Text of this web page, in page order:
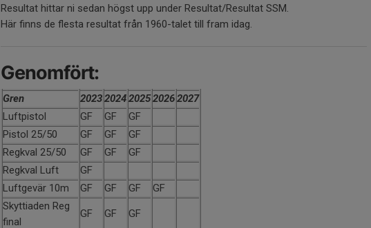
Resultat hittar ni sedan högst upp under Resultat/Resultat SSM.
Här finns de flesta resultat från 1960-talet till fram idag.
Genomfört:
Gren 20232024202520262027
Luftpistol
GF GF
GF
Pistol 25/50
GF GF
GF
Regkval 25/50
GF GF
GF
Regkval Luft
GF
Luftgevär 10m
GF GF GF
GF
Skyttiaden Reg
final
GF GF GF